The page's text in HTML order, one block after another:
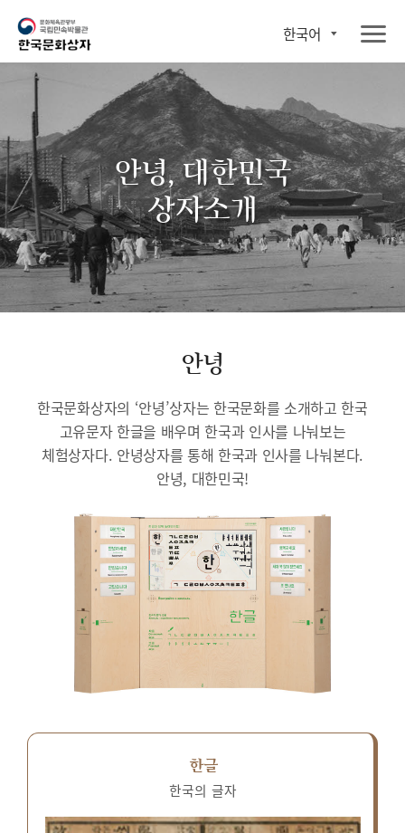
한국어
안녕, 대한민국
상자소개
안녕
한국문화상자의 ‘안녕’상자는 한국문화를 소개하고 한국
고유문자 한글을 배우며 한국과 인사를 나눠보는
체험상자다. 안녕상자를 통해 한국과 인사를 나눠본다.
안녕, 대한민국!
한글
한국의 글자